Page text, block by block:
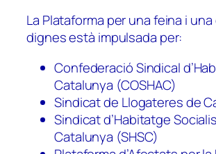
La Plataforma per una feina i una
dignes està impulsada per:
Confederació Sindical
Catalunya (COSHAC)
Sindicat de Llogateres de
Sindicat d’Habitatge
Catalunya (SHSC)